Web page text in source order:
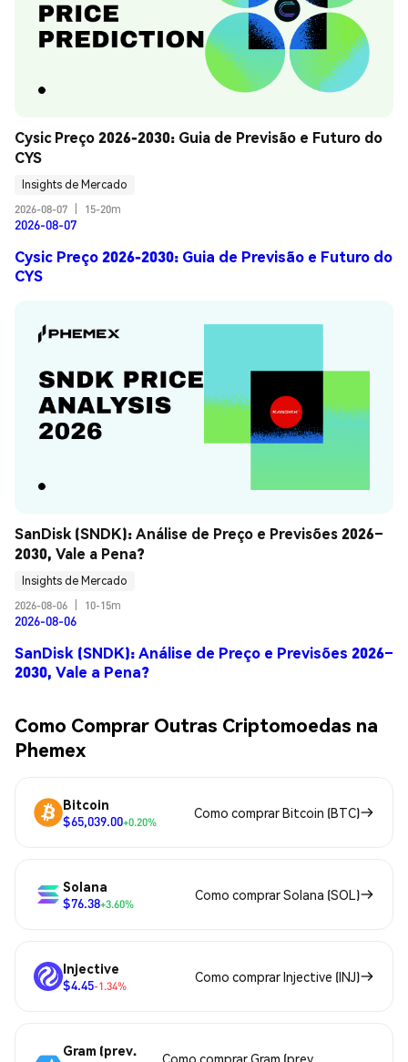
Cysic Preço 2026-2030: Guia de Previsão e Futuro do
CYS
Insights de Mercado
2026-08-07
15-20m
2026-08-07
Cysic Preço 2026-2030: Guia de Previsão e Futuro do
CYS
SanDisk (SNDK): Análise de Preço e Previsões 2026–
2030, Vale a Pena?
Insights de Mercado
2026-08-06
10-15m
2026-08-06
SanDisk (SNDK): Análise de Preço e Previsões 2026–
2030, Vale a Pena?
Como Comprar Outras Criptomoedas na
Phemex
Bitcoin
$65,039.00+0.20%
Como comprar Bitcoin (BTC)
Solana
$76.38+3.60%
Como comprar Solana (SOL)
Injective
$4.45-1.34%
Como comprar Injective (INJ)
Gram (prev.
Como comprar Gram (prev.